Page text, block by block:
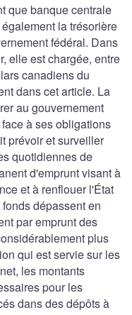
que banque centrale
la trésorière
fédéral. Dans
elle est chargée, entre
canadiens du
dans cet article. La
au gouvernement
à ses obligations
prévoir et surveiller
quotidiennes de
d'emprunt visant à
et à renflouer l'État
dépassent en
par emprunt des
plus
qui est servie sur les
les montants
pour les
dans des dépôts à